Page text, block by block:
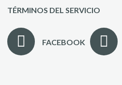
TÉRMINOS DEL SERVICIO
FACEBOOK